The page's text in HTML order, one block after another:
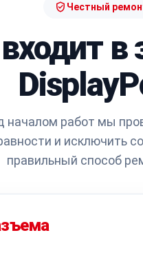
Честный
в
началом работ мы
и исключить
правильный способ